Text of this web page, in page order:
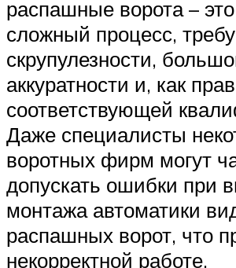
распашные ворота –
сложный процесс,
скрупулезности,
аккуратности и, как
соответствующей
Даже специалисты
воротных фирм могут
допускать ошибки при
монтажа автоматики
распашных ворот, что
некорректной работе.